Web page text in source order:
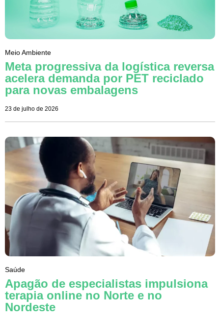
Meio Ambiente
Meta progressiva da logística reversa
acelera demanda por PET reciclado
para novas embalagens
23 de julho de 2026
Saúde
Apagão de especialistas impulsiona
terapia online no Norte e no
Nordeste